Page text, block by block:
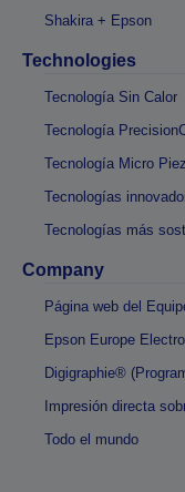
Shakira + Epson
Technologies
Tecnología Sin Calor
Tecnología
Tecnología Micro
Tecnologías
Tecnologías más
Company
Página web del
Epson Europe
Digigraphie®
Impresión directa
Todo el mundo